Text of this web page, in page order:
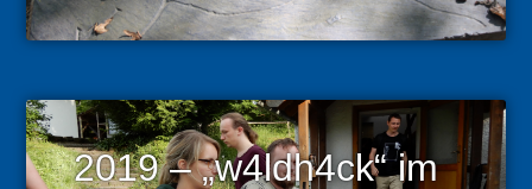
2019 – „w4ldh4ck“ im